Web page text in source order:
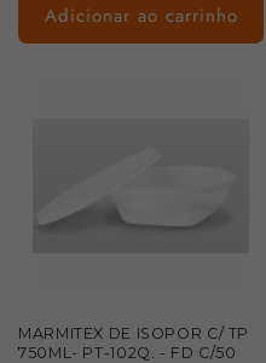
Adicionar ao carrinho
MARMITEX DE ISOPOR C/ TP
750ML- PT-102Q. - FD C/50